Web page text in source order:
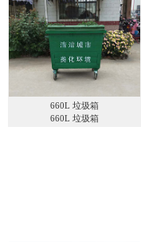
660L 垃圾箱
660L 垃圾箱